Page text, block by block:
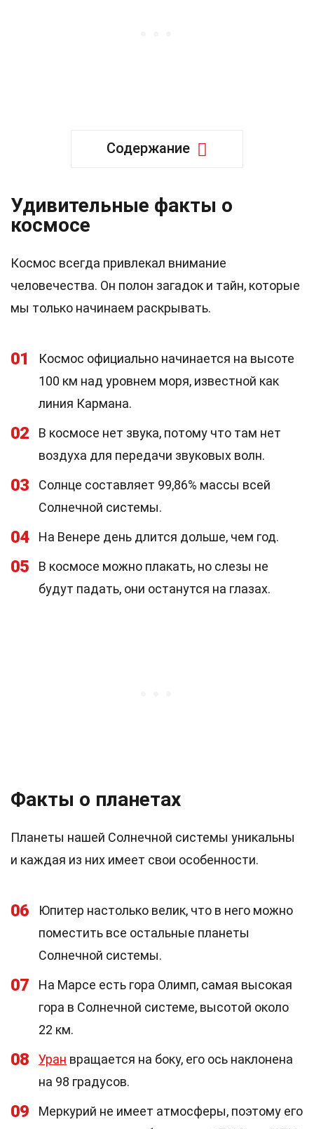
Содержание
Удивительные факты о
космосе
Космос всегда привлекал внимание
человечества. Он полон загадок и тайн, которые
мы только начинаем раскрывать.
01
Космос официально начинается на высоте
100 км над уровнем моря, известной как
линия Кармана.
02
В космосе нет звука, потому что там нет
воздуха для передачи звуковых волн.
03
Солнце составляет 99,86% массы всей
Солнечной системы.
04 На Венере день длится дольше, чем год.
05
В космосе можно плакать, но слезы не
будут падать, они останутся на глазах.
Факты о планетах
Планеты нашей Солнечной системы уникальны
и каждая из них имеет свои особенности.
06
Юпитер настолько велик, что в него можно
поместить все остальные планеты
Солнечной системы.
07
На Марсе есть гора Олимп, самая высокая
гора в Солнечной системе, высотой около
22 км.
08 Уран вращается на боку, его ось наклонена
на 98 градусов.
09
Меркурий не имеет атмосферы, поэтому его